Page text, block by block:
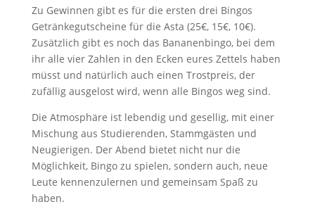
Zu Gewinnen gibt es für die ersten drei Bingos
Getränkegutscheine für die Asta (25€, 15€, 10€).
Zusätzlich gibt es noch das Bananenbingo, bei dem
ihr alle vier Zahlen in den Ecken eures Zettels haben
müsst und natürlich auch einen Trostpreis, der
zufällig ausgelost wird, wenn alle Bingos weg sind.
Die Atmosphäre ist lebendig und gesellig, mit einer
Mischung aus Studierenden, Stammgästen und
Neugierigen. Der Abend bietet nicht nur die
Möglichkeit, Bingo zu spielen, sondern auch, neue
Leute kennenzulernen und gemeinsam Spaß zu
haben.